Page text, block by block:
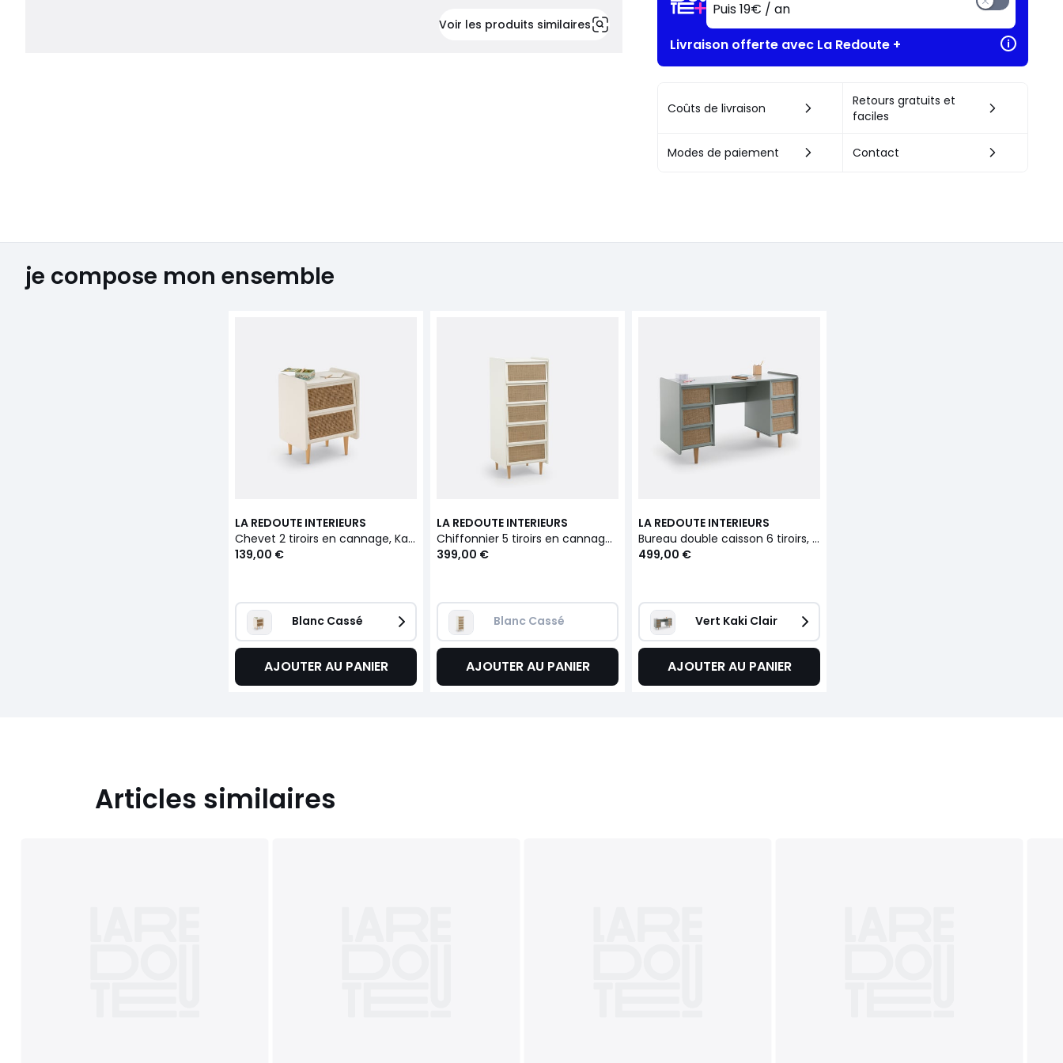
Voir les produits similaires
Puis 19€ / an
Livraison offerte avec La Redoute +
Coûts de livraison
Retours gratuits et
faciles
Modes de paiement Contact
je compose mon ensemble
LA REDOUTE INTERIEURS
Chevet 2 tiroirs en cannage, Kaya
139,00 €
Blanc Cassé
AJOUTER AU PANIER
LA REDOUTE INTERIEURS
Chiffonnier 5 tiroirs en cannage, Kaya
399,00 €
Blanc Cassé
AJOUTER AU PANIER
LA REDOUTE INTERIEURS
Bureau double caisson 6 tiroirs, Kaya
499,00 €
Vert Kaki Clair
AJOUTER AU PANIER
Articles similaires